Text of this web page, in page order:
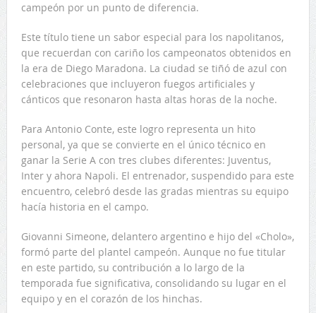
campeón por un punto de diferencia.
Este título tiene un sabor especial para los napolitanos,
que recuerdan con cariño los campeonatos obtenidos en
la era de Diego Maradona. La ciudad se tiñó de azul con
celebraciones que incluyeron fuegos artificiales y
cánticos que resonaron hasta altas horas de la noche.
Para Antonio Conte, este logro representa un hito
personal, ya que se convierte en el único técnico en
ganar la Serie A con tres clubes diferentes: Juventus,
Inter y ahora Napoli. El entrenador, suspendido para este
encuentro, celebró desde las gradas mientras su equipo
hacía historia en el campo.
Giovanni Simeone, delantero argentino e hijo del «Cholo»,
formó parte del plantel campeón. Aunque no fue titular
en este partido, su contribución a lo largo de la
temporada fue significativa, consolidando su lugar en el
equipo y en el corazón de los hinchas.